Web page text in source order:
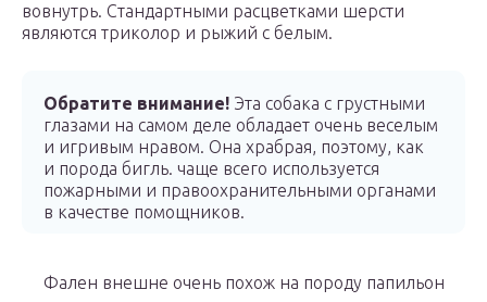
вовнутрь. Стандартными расцветками шерсти
являются триколор и рыжий с белым.
Обратите внимание! Эта собака с грустными
глазами на самом деле обладает очень веселым
и игривым нравом. Она храбрая, поэтому, как
и порода бигль. чаще всего используется
пожарными и правоохранительными органами
в качестве помощников.
Фален внешне очень похож на породу папильон